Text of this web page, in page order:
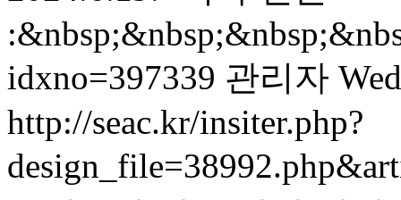
idxno=397339 관리자
http://seac.kr/insiter.php?